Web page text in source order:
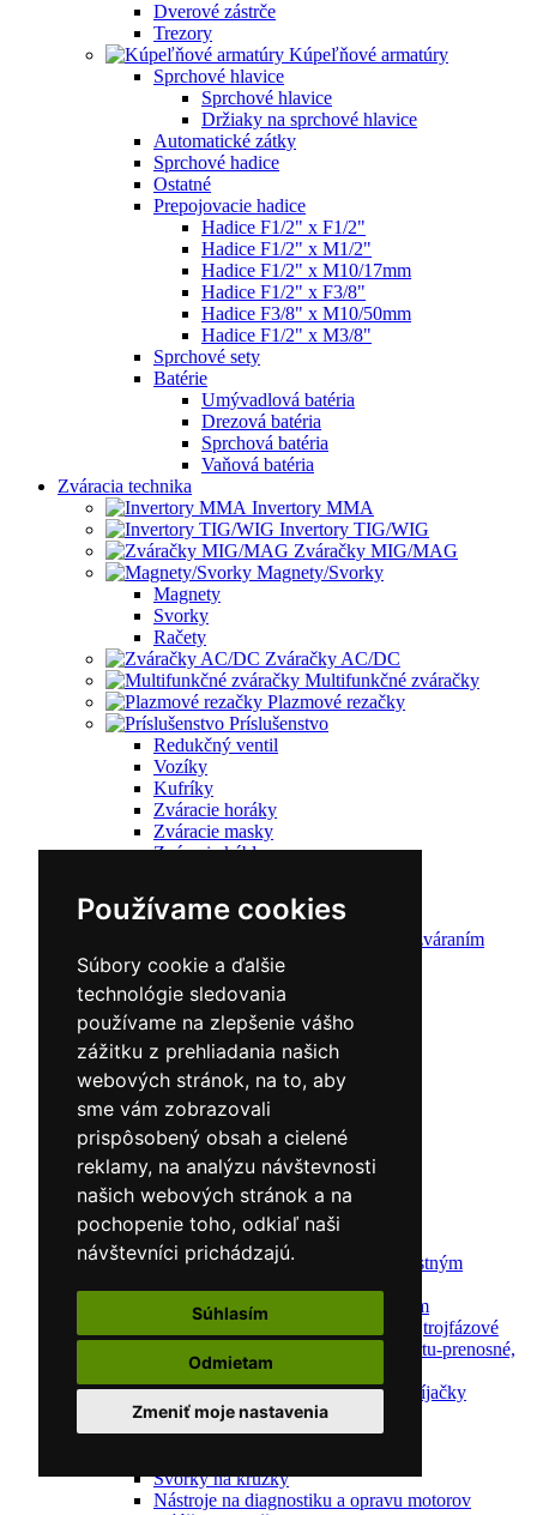
Používame cookies
Súbory cookie a ďalšie
technológie sledovania
používame na zlepšenie vášho
zážitku z prehliadania našich
webových stránok, na to, aby
sme vám zobrazovali
prispôsobený obsah a cielené
reklamy, na analýzu návštevnosti
našich webových stránok a na
pochopenie toho, odkiaľ naši
návštevníci prichádzajú.
Súhlasím
Odmietam
Zmeniť moje nastavenia
Dverové zástrče
Trezory
Kúpeľňové armatúry
Sprchové hlavice
Sprchové hlavice
Držiaky na sprchové hlavice
Automatické zátky
Sprchové hadice
Ostatné
Prepojovacie hadice
Hadice F1/2" x F1/2"
Hadice F1/2" x M1/2"
Hadice F1/2" x M10/17mm
Hadice F1/2" x F3/8"
Hadice F3/8" x M10/50mm
Hadice F1/2" x M3/8"
Sprchové sety
Batérie
Umývadlová batéria
Drezová batéria
Sprchová batéria
Vaňová batéria
Zváracia technika
Invertory MMA
Invertory TIG/WIG
Zváračky MIG/MAG
Magnety/Svorky
Magnety
Svorky
Račety
Zváračky AC/DC
Multifunkčné zváračky
Plazmové rezačky
Príslušenstvo
Redukčný ventil
Vozíky
Kufríky
Zváracie horáky
Zváracie masky
Zváracie káble
CNC rezacie stroje
Elektródy
Ochrana pred zváraním
Predohrev / Žíhanie
Polohovacie systémy
Indukčný ohrev
Auto náradie a vybavenie servisov
Lakernícke stojany
Nabíjačky a testery
Navijaky
Navijaky ručné
Navijaky elektrické
Reťazové kladkostroje
Náradie pre uloženie brzdového systému
Nástroje pre autookná
Nabíjačky/Štartéry
Automatické nabíjačky
Automatické nabíjačky s bezpečnostným
Nabíjačky/Štartéry s bezpečnostným
automatickým štartom-jednofázové,trojfázové
Dielenské nabíjačky s funkciou štartu-prenosné,
pojazdné
Mikroprocesorové automatické nabíjačky
Dielenské nabíjačky
Nástroje pre servis motorov
Svorky na krúžky
Nástroje na diagnostiku a opravu motorov